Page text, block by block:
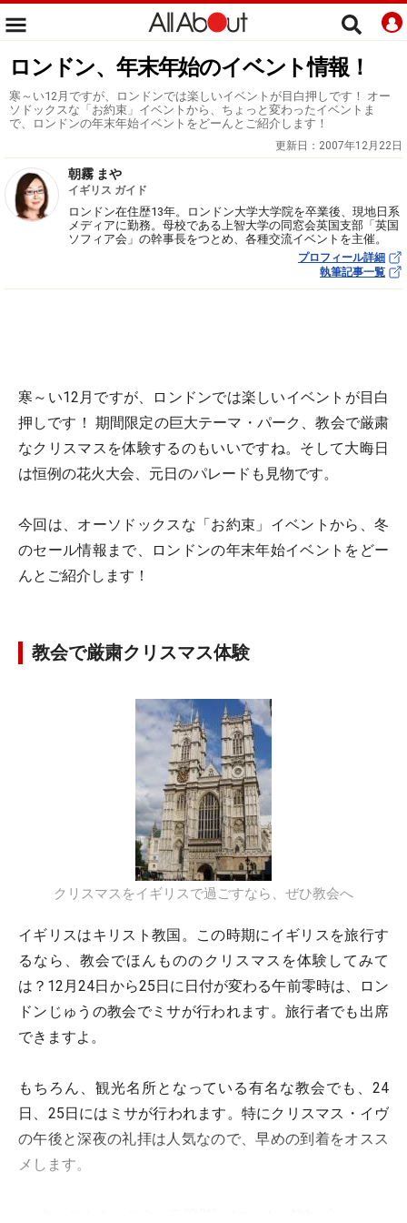
ロンドン、年末年始のイベント情報！
寒～い12月ですが、ロンドンでは楽しいイベントが目白押しです！ オー
ソドックスな「お約束」イベントから、ちょっと変わったイベントま
で、ロンドンの年末年始イベントをどーんとご紹介します！
更新日： 2007年12月22日
朝霧 まや
イギリス ガイド
ロンドン在住歴13年。ロンドン大学大学院を卒業後、現地日系
メディアに勤務。母校である上智大学の同窓会英国支部「英国
ソフィア会」の幹事長をつとめ、各種交流イベントを主催。
プロフィール詳細
執筆記事一覧
寒～い12月ですが、ロンドンでは楽しいイベントが目白
押しです！ 期間限定の巨大テーマ・パーク、教会で厳粛
なクリスマスを体験するのもいいですね。そして大晦日
は恒例の花火大会、元日のパレードも見物です。
今回は、オーソドックスな「お約束」イベントから、冬
のセール情報まで、ロンドンの年末年始イベントをどー
んとご紹介します！
教会で厳粛クリスマス体験
クリスマスをイギリスで過ごすなら、ぜひ教会へ
イギリスはキリスト教国。この時期にイギリスを旅行す
るなら、教会でほんもののクリスマスを体験してみて
は？12月24日から25日に日付が変わる午前零時は、ロン
ドンじゅうの教会でミサが行われます。旅行者でも出席
できますよ。
もちろん、観光名所となっている有名な教会でも、24
日、25日にはミサが行われます。特にクリスマス・イヴ
の午後と深夜の礼拝は人気なので、早めの到着をオスス
メします。